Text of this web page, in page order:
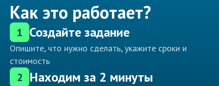
Как это работает?
1 Создайте задание
Опишите, что нужно сделать, укажите сроки и
стоимость
2 Находим за 2 минуты